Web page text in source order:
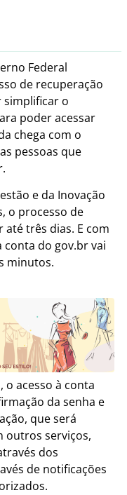
Federal
de recuperação
simplificar o
poder acessar
chega com o
pessoas que
e da Inovação
o processo de
três dias. E com
conta do gov.br vai
minutos.
o acesso à conta
da senha e
que será
outros serviços,
dos
de notificações